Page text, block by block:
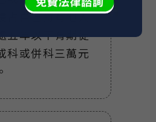
占自己持有他人
五年以下有期徒
科或併科三萬元